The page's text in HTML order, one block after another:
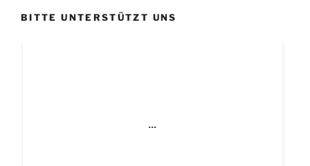
BITTE UNTERSTÜTZT UNS